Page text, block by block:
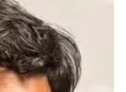
salvadora nos